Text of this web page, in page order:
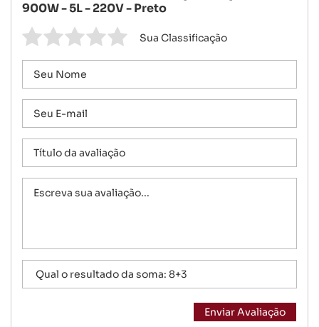
900W - 5L - 220V - Preto
Sua Classificação